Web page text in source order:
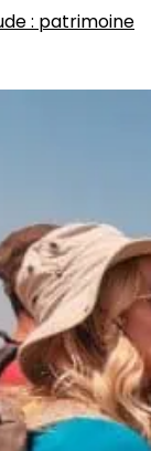
: patrimoine